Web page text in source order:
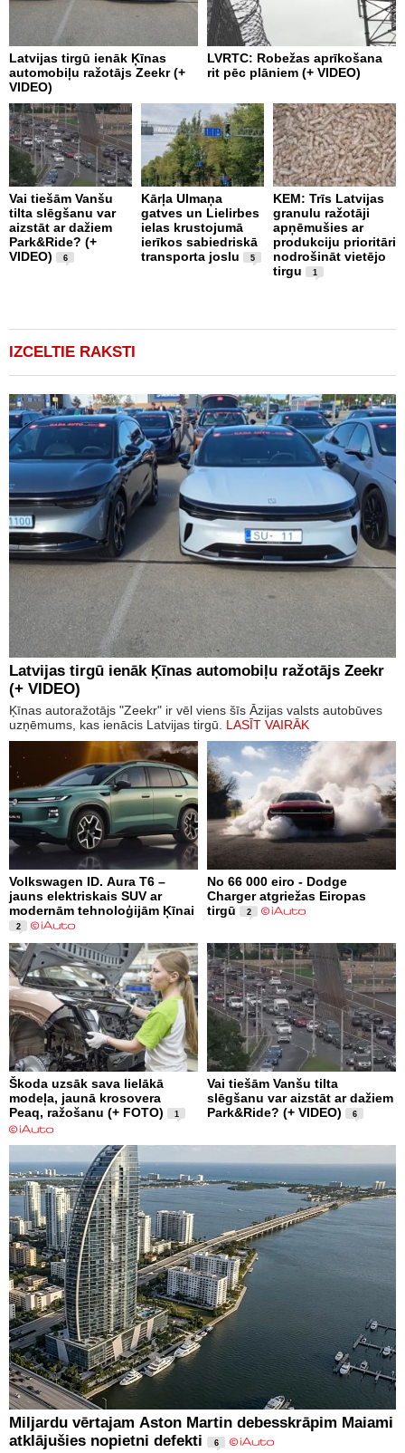
Latvijas tirgū ienāk Ķīnas
automobiļu ražotājs Zeekr (+
VIDEO)
LVRTC: Robežas aprīkošana
rit pēc plāniem (+ VIDEO)
Vai tiešām Vanšu
tilta slēgšanu var
aizstāt ar dažiem
Park&Ride? (+
VIDEO)
6
Kārļa Ulmaņa
gatves un Lielirbes
ielas krustojumā
ierīkos sabiedriskā
transporta joslu
5
KEM: Trīs Latvijas
granulu ražotāji
apņēmušies ar
produkciju prioritāri
nodrošināt vietējo
tirgu
1
IZCELTIE RAKSTI
Latvijas tirgū ienāk Ķīnas automobiļu ražotājs Zeekr
(+ VIDEO)
Ķīnas autoražotājs "Zeekr" ir vēl viens šīs Āzijas valsts autobūves
uzņēmums, kas ienācis Latvijas tirgū. LASĪT VAIRĀK
Volkswagen ID. Aura T6 –
jauns elektriskais SUV ar
modernām tehnoloģijām Ķīnai
2
No 66 000 eiro - Dodge
Charger atgriežas Eiropas
tirgū
2
Škoda uzsāk sava lielākā
modeļa, jaunā krosovera
Peaq, ražošanu (+ FOTO)
1
Vai tiešām Vanšu tilta
slēgšanu var aizstāt ar dažiem
Park&Ride? (+ VIDEO)
6
Miljardu vērtajam Aston Martin debesskrāpim Maiami
atklājušies nopietni defekti
6